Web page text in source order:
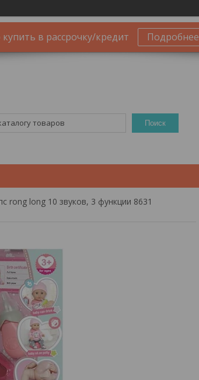
в рассрочку/кредит Подробнее
Поиск
rong long 10 звуков, 3 функции 8631